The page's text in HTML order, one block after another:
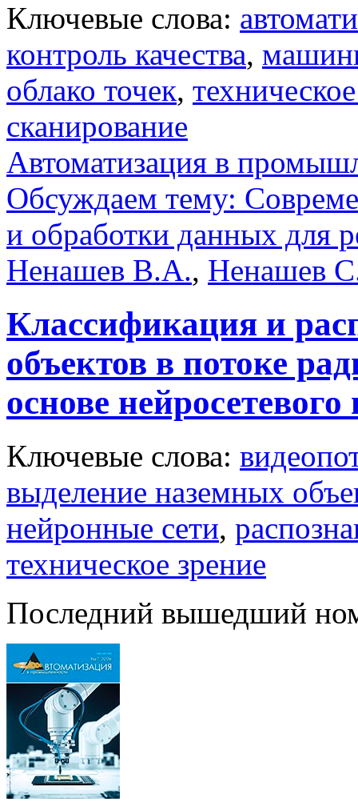
Ключевые слова:
контроль качества,
облако точек,
сканирование
Автоматизация в
Обсуждаем тему:
и обработки данных для
Ненашев В.А., Ненашев
Классификация и
объектов в потоке
основе нейросетевого
Ключевые слова:
выделение наземных
нейронные сети,
техническое зрение
Последний вышедший